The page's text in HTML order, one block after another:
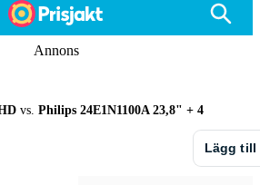
Annons
vs. Philips 24E1N1100A 23,8" + 4
Lägg till